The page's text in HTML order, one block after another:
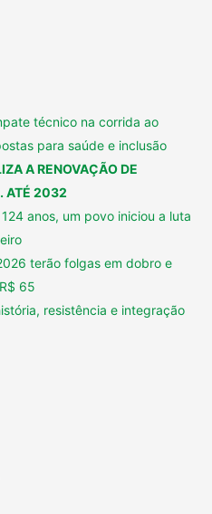
técnico na corrida ao
para saúde e inclusão
A RENOVAÇÃO DE
ATÉ 2032
anos, um povo iniciou a luta
terão folgas em dobro e
65
resistência e integração